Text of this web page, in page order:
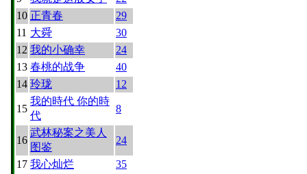
10 正青春
29
11 大舜
30
12 我的小确幸
24
13 春桃的战争
40
14 玲珑 12
15
我的時代 你的時
代
8
16
武林秘案之美人
图鉴
24
17 我心灿烂 35